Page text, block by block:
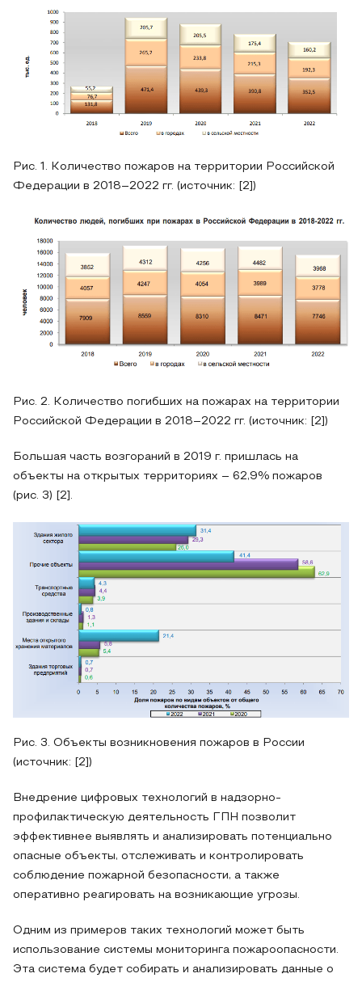
Рис. 1. Количество пожаров на территории Российской
Федерации в 2018–2022 гг. (источник: [2])
Рис. 2. Количество погибших на пожарах на территории
Российской Федерации в 2018–2022 гг. (источник: [2])
Большая часть возгораний в 2019 г. пришлась на
объекты на открытых территориях – 62,9% пожаров
(рис. 3) [2].
Рис. 3. Объекты возникновения пожаров в России
(источник: [2])
Внедрение цифровых технологий в надзорно-
профилактическую деятельность ГПН позволит
эффективнее выявлять и анализировать потенциально
опасные объекты, отслеживать и контролировать
соблюдение пожарной безопасности, а также
оперативно реагировать на возникающие угрозы.
Одним из примеров таких технологий может быть
использование системы мониторинга пожароопасности.
Эта система будет собирать и анализировать данные о